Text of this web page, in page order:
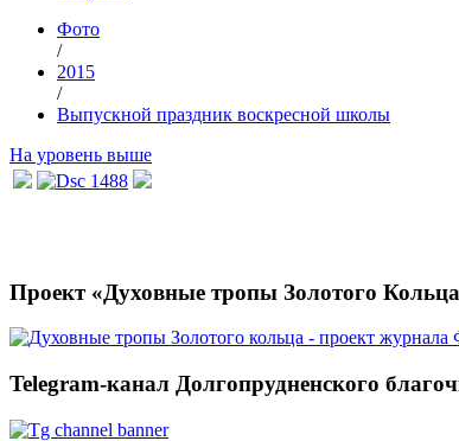
Фото
/
2015
/
Выпускной праздник воскресной школы
На уровень выше
Проект «Духовные тропы Золотого
Telegram-канал Долгопрудненского